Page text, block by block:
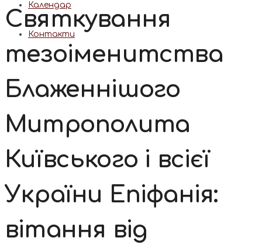
Календар
Контакти
Святкування
тезоіменитства
Блаженнішого
Митрополита
Київського і всієї
України Епіфанія:
вітання від